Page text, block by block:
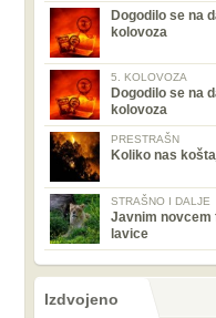
Dogodilo se na
kolovoza
5. KOLOVOZA
Dogodilo se na
kolovoza
PRESTRAŠN
Koliko nas
STRAŠNO I DALJE
Javnim novcem
lavice
prethodne stranice
sljedećeIzdvojeno